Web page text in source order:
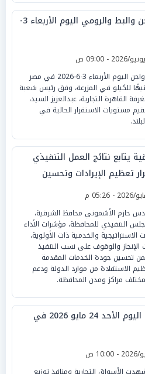
أسعار الدواجن والبط والرومي اليوم الأربعاء 3-
جاءت أسعار الدواجن اليوم الأربعاء 3-6-2026 في مصر
65 و66 جنيهًا للكيلو في المزرعة، وفق رئيس شعبة
القاهرة التجارية، عبدالعزيز السيد،
مستويات الاستقرار الحالية في
يتابع نتائج العمل التنفيذي
تعظيم الإيرادات وتحسين
حازم الأشموني محافظ الشرقية،
التنفيذي للمحافظة، مؤشرات الأداء
الاستراتيجية والخدمية ذات الأولوية،
الإنجاز والوقوف على نسب التنفيذ
تحسين جودة الخدمات المقدمة
الاستفادة من موارد الدولة ودعم
مراكز ومدن المحافظة.
أسعار البيض اليوم الأحد 24 مايو 2026 في